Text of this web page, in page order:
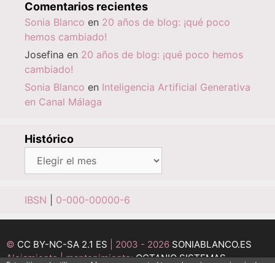
Comentarios recientes
Sonia Blanco en 20 años de blog: ¡qué poco
hemos cambiado!
Josefina en 20 años de blog: ¡qué poco hemos
cambiado!
Sonia Blanco en Inteligencia Artificial Generativa
en Canal Málaga
Histórico
Histórico
IBSN 0-000-00000-6
© CC BY-NC-SA 2.1 ES | 2003 - 2026 SONIABLANCO.ES
Alojamiento | mantenimiento:OCTANIO SISTEMAS